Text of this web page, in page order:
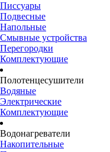
Писсуары
Подвесные
Напольные
Смывные устройства
Перегородки
Комплектующие
Полотенцесушители
Водяные
Электрические
Комплектующие
Водонагреватели
Накопительные